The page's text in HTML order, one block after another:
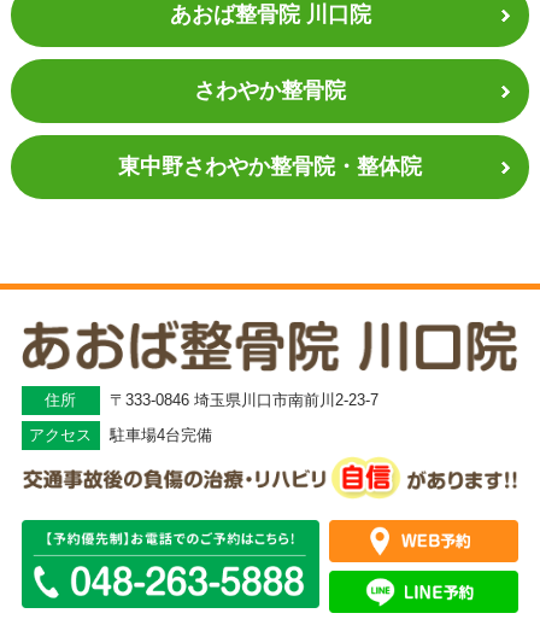
あおば整骨院 川口院
さわやか整骨院
東中野さわやか整骨院・整体院
住所
〒333-0846 埼玉県川口市南前川2-23-7
アクセス
駐車場4台完備